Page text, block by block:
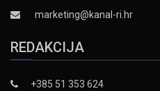
marketing@kanal-ri.hr
REDAKCIJA
+385 51 353 624